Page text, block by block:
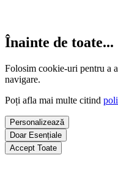
Înainte de toate...
Folosim cookie-uri pentru a
navigare.
Poți afla mai multe citind
Personalizează
Doar Esențiale
Accept Toate